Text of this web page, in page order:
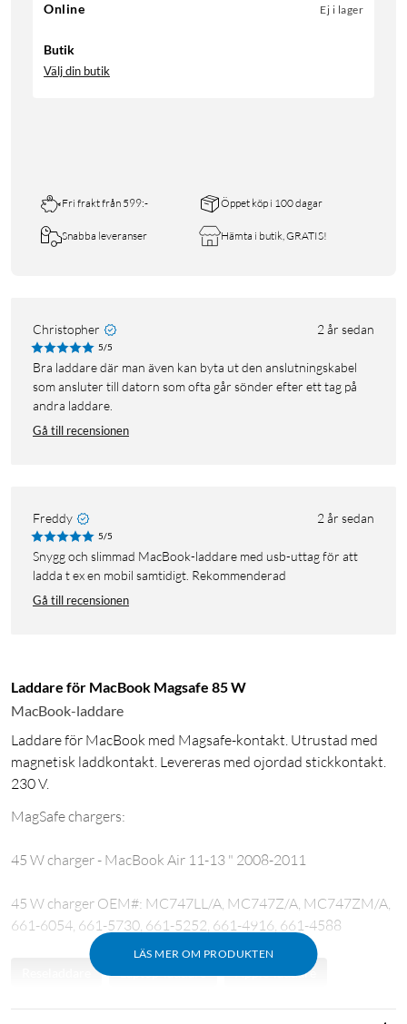
Online Ej i lager
Butik
Välj din butik
Fri frakt från 599:- Öppet köp i 100 dagar
Snabba leveranser Hämta i butik, GRATIS!
Christopher 2 år sedan
5/5
Bra laddare där man även kan byta ut den anslutningskabel
som ansluter till datorn som ofta går sönder efter ett tag på
andra laddare.
Gå till recensionen
Freddy 2 år sedan
5/5
Snygg och slimmad MacBook-laddare med usb-uttag för att
ladda t ex en mobil samtidigt. Rekommenderad
Gå till recensionen
Laddare för MacBook Magsafe 85 W
MacBook-laddare
Laddare för MacBook med Magsafe-kontakt. Utrustad med
magnetisk laddkontakt. Levereras med ojordad stickkontakt.
230 V.
LÄS MER OM PRODUKTEN
MagSafe chargers:
45 W charger - MacBook Air 11-13 " 2008-2011
45 W charger OEM#: MC747LL/A, MC747Z/A, MC747ZM/A,
661-6054, 661-5730, 661-5252, 661-4916, 661-4588
Laptop-laddare Apple-laddare
Apple laddare Macbook laddare Mag safe